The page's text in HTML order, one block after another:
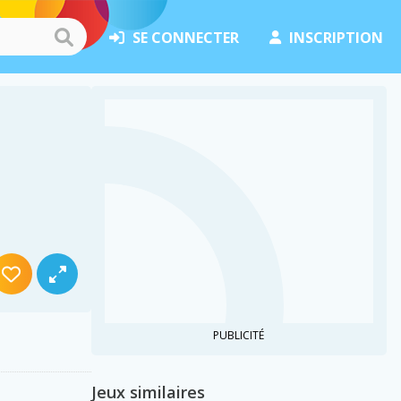
SE CONNECTER INSCRIPTION
PUBLICITÉ
Jeux similaires